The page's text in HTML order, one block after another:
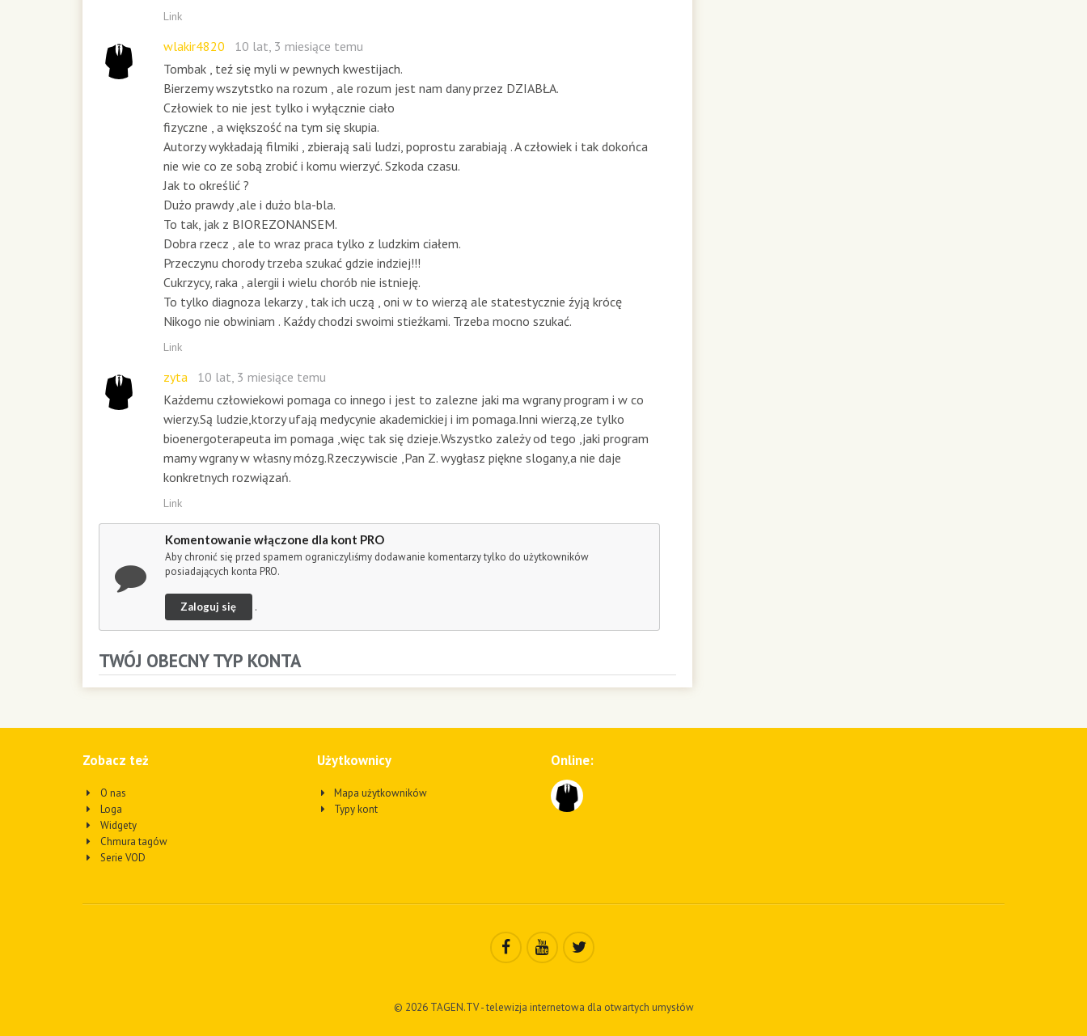
Link
wlakir4820
10 lat, 3 miesiące temu
Tombak , teź się myli w pewnych kwestijach.
Bierzemy wszytstko na rozum , ale rozum jest nam dany przez DZIABŁA.
Człowiek to nie jest tylko i wyłącznie ciało
fizyczne , a większość na tym się skupia.
Autorzy wykładają filmiki , zbierają sali ludzi, poprostu zarabiają . A człowiek i tak dokońca
nie wie co ze sobą zrobić i komu wierzyć. Szkoda czasu.
Jak to określić ?
Dużo prawdy ,ale i dużo bla-bla.
To tak, jak z BIOREZONANSEM.
Dobra rzecz , ale to wraz praca tylko z ludzkim ciałem.
Przeczynu chorody trzeba szukać gdzie indziej!!!
Cukrzycy, raka , alergii i wielu chorób nie istnieję.
To tylko diagnoza lekarzy , tak ich uczą , oni w to wierzą ale statestycznie źyją krócę
Nikogo nie obwiniam . Kaźdy chodzi swoimi stieźkami. Trzeba mocno szukać.
Link
zyta
10 lat, 3 miesiące temu
Każdemu człowiekowi pomaga co innego i jest to zalezne jaki ma wgrany program i w co
wierzy.Są ludzie,ktorzy ufają medycynie akademickiej i im pomaga.Inni wierzą,ze tylko
bioenergoterapeuta im pomaga ,więc tak się dzieje.Wszystko zależy od tego ,jaki program
mamy wgrany w własny mózg.Rzeczywiscie ,Pan Z. wygłasz piękne slogany,a nie daje
konkretnych rozwiązań.
Link
Komentowanie włączone dla kont PRO
Aby chronić się przed spamem ograniczyliśmy dodawanie komentarzy tylko do użytkowników
posiadających konta PRO.
Zaloguj się .
TWÓJ OBECNY TYP KONTA
Zobacz też
O nas
Loga
Widgety
Chmura tagów
Serie VOD
Użytkownicy
Mapa użytkowników
Typy kont
Online:
© 2026 TAGEN.TV - telewizja internetowa dla otwartych umysłów